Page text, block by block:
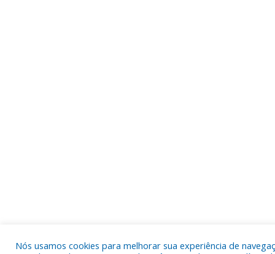
Nós usamos cookies para melhorar sua experiência de